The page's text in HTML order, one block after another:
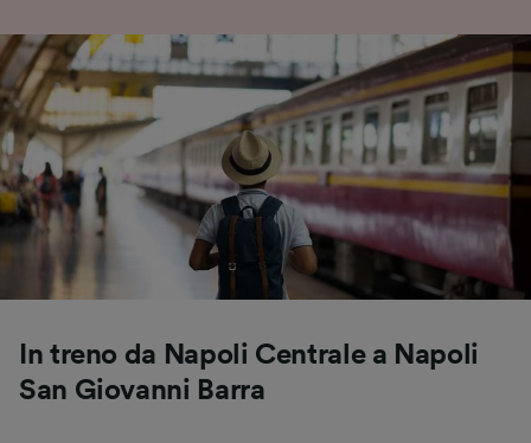
In treno da Napoli Centrale a Napoli
San Giovanni Barra
Scansione attiva delle caratteristiche del
dispositivo ai fini dell’identificazione.
Archiviare informazioni su dispositivo e/o
accedervi. Pubblicità e contenuti
personalizzati, misurazione delle prestazioni
dei contenuti e degli annunci, ricerche sul
pubblico, sviluppo di servizi.
Elenco dei partner (fornitori)